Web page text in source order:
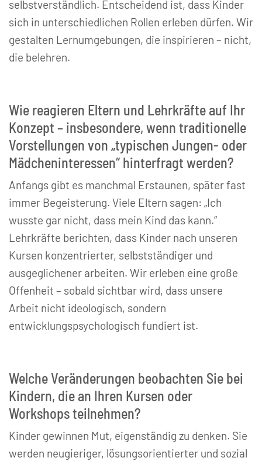
selbstverständlich. Entscheidend ist, dass Kinder
sich in unterschiedlichen Rollen erleben dürfen. Wir
gestalten Lernumgebungen, die inspirieren – nicht,
die belehren.
Wie reagieren Eltern und Lehrkräfte auf Ihr
Konzept – insbesondere, wenn traditionelle
Vorstellungen von „typischen Jungen- oder
Mädcheninteressen“ hinterfragt werden?
Anfangs gibt es manchmal Erstaunen, später fast
immer Begeisterung. Viele Eltern sagen: „Ich
wusste gar nicht, dass mein Kind das kann.“
Lehrkräfte berichten, dass Kinder nach unseren
Kursen konzentrierter, selbstständiger und
ausgeglichener arbeiten. Wir erleben eine große
Offenheit – sobald sichtbar wird, dass unsere
Arbeit nicht ideologisch, sondern
entwicklungspsychologisch fundiert ist.
Welche Veränderungen beobachten Sie bei
Kindern, die an Ihren Kursen oder
Workshops teilnehmen?
Kinder gewinnen Mut, eigenständig zu denken. Sie
werden neugieriger, lösungsorientierter und sozial